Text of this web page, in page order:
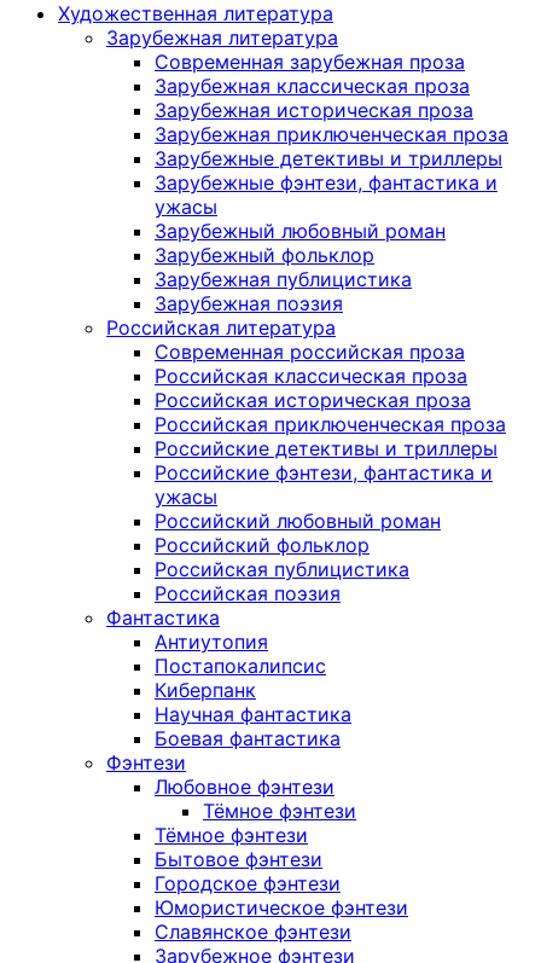
Художественная литература
Зарубежная литература
Современная зарубежная проза
Зарубежная классическая проза
Зарубежная историческая проза
Зарубежная приключенческая проза
Зарубежные детективы и триллеры
Зарубежные фэнтези, фантастика и
ужасы
Зарубежный любовный роман
Зарубежный фольклор
Зарубежная публицистика
Зарубежная поэзия
Российская литература
Современная российская проза
Российская классическая проза
Российская историческая проза
Российская приключенческая проза
Российские детективы и триллеры
Российские фэнтези, фантастика и
ужасы
Российский любовный роман
Российский фольклор
Российская публицистика
Российская поэзия
Фантастика
Антиутопия
Постапокалипсис
Киберпанк
Научная фантастика
Боевая фантастика
Фэнтези
Любовное фэнтези
Тёмное фэнтези
Тёмное фэнтези
Бытовое фэнтези
Городское фэнтези
Юмористическое фэнтези
Славянское фэнтези
Зарубежное фэнтези